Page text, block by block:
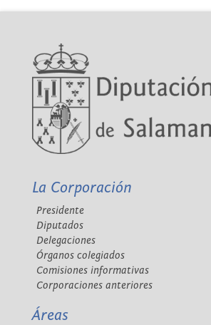
La Corporación
Presidente
Diputados
Delegaciones
Órganos colegiados
Comisiones informativas
Corporaciones anteriores
Áreas